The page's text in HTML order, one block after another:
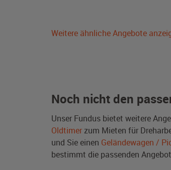
Weitere ähnliche Angebote
Noch nicht den
Unser Fundus bietet weitere
Oldtimer zum Mieten für
und Sie einen Geländewagen /
bestimmt die passenden